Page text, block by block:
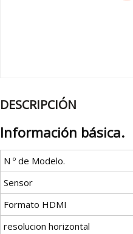
DESCRIPCIÓN
Información básica.
N º de Modelo.
Sensor
Formato HDMI
resolucion horizontal